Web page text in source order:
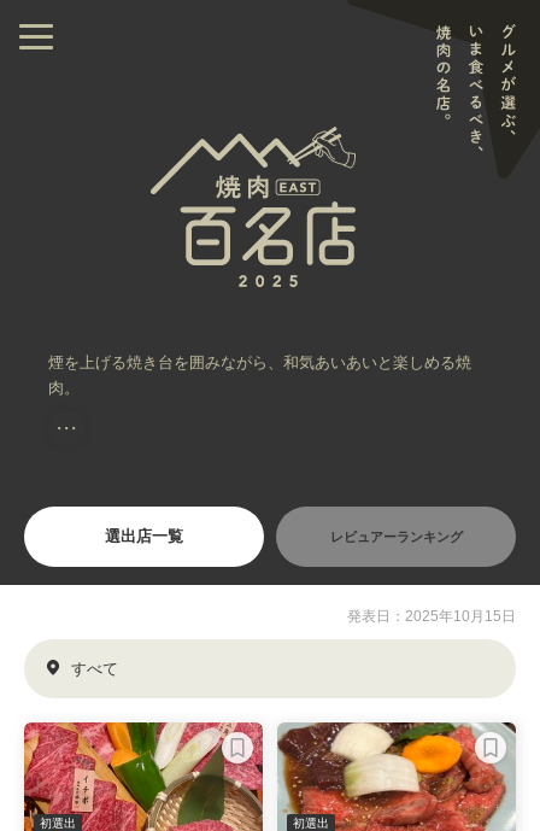
煙を上げる焼き台を囲みながら、和気あいあいと楽しめる焼
肉。
・・・
選出店一覧 レビュアーランキング
発表日：2025年10月15日
すべて
初選出 初選出